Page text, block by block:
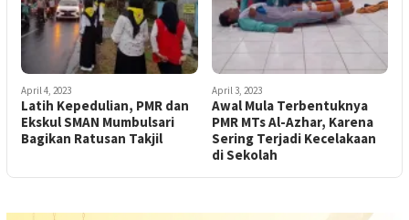
April 4, 2023
Latih Kepedulian, PMR dan
Ekskul SMAN Mumbulsari
Bagikan Ratusan Takjil
April 3, 2023
Awal Mula Terbentuknya
PMR MTs Al-Azhar, Karena
Sering Terjadi Kecelakaan
di Sekolah